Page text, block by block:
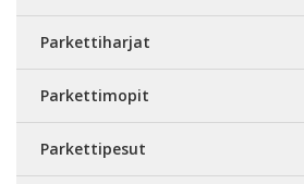
Parkettiharjat
Parkettimopit
Parkettipesut